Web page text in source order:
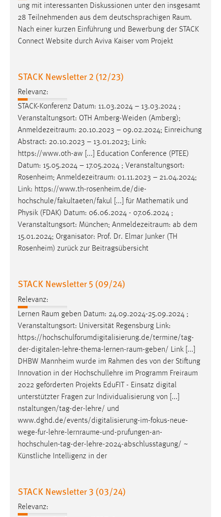
ung mit interessanten Diskussionen unter den insgesamt
28 Teilnehmenden aus dem deutschsprachigen Raum.
Nach einer kurzen Einführung und Bewerbung der STACK
Connect Website durch Aviva Kaiser vom Projekt
STACK Newsletter 2 (12/23)
Relevanz:
STACK-Konferenz Datum: 11.03.2024 – 13.03.2024 ;
Veranstaltungsort: OTH Amberg-Weiden (Amberg);
Anmeldezeitraum: 20.10.2023 – 09.02.2024; Einreichung
Abstract: 20.10.2023 – 13.01.2023; Link:
https://www.oth-aw [...] Education Conference (PTEE)
Datum: 15.05.2024 – 17.05.2024 ; Veranstaltungsort:
Rosenheim; Anmeldezeitraum: 01.11.2023 – 21.04.2024;
Link: https://www.th-rosenheim.de/die-
hochschule/fakultaeten/fakul [...] für Mathematik und
Physik (FDAK) Datum: 06.06.2024 - 07.06.2024 ;
Veranstaltungsort: München; Anmeldezeitraum: ab dem
15.01.2024; Organisator: Prof. Dr. Elmar Junker (TH
Rosenheim) zurück zur Beitragsübersicht
STACK Newsletter 5 (09/24)
Relevanz:
Lernen Raum geben Datum: 24.09.2024-25.09.2024 ;
Veranstaltungsort: Universität Regensburg Link:
https://hochschulforumdigitalisierung.de/termine/tag-
der-digitalen-lehre-thema-lernen-raum-geben/ Link [...]
DHBW Mannheim wurde im Rahmen des von der Stiftung
Innovation in der Hochschullehre im Programm Freiraum
2022 geförderten Projekts EduFIT - Einsatz digital
unterstützter Fragen zur Individualisierung von [...]
nstaltungen/tag-der-lehre/ und
www.dghd.de/events/digitalisierung-im-fokus-neue-
wege-fur-lehre-lernraume-und-prufungen-an-
hochschulen-tag-der-lehre-2024-abschlusstagung/ ~
Künstliche Intelligenz in der
STACK Newsletter 3 (03/24)
Relevanz:
Zweck:
Für performante Seitenauslieferung wird in diesem Cookie
gespeichert, ob man eingeloggt ist.
Name:
site-language-preference
Zweck:
Das Cookie speichert die gewählte Sprache der Website.
Cookie Laufzeit:
30 Tage
Chat
Name:
MibewSessionID, MIBEW_UserID, mibew_locale, mibew-
chat-frame-style-5e9dbeb1811c0446
Zweck:
MibewSessionID, mibew-chat-frame-style-
Jahre, MIBEW_UserID = 1 Jahr
Login
Name:
fe_user, be_user, be_lastLoginProvider
Zweck:
Dieser Cookie ist notwendig um sich an der Website
einloggen zu können.
Cookie Laufzeit:
24 Stunden
Statistik Cookies erfassen Informationen anonym.
unsere Besucher unsere Website nutzen.